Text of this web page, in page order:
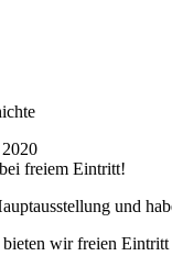
freiem Eintritt!
und
wir freien